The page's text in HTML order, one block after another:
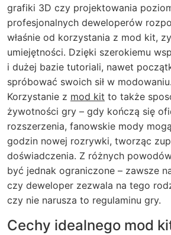
grafiki 3D czy projektowania
profesjonalnych deweloperów
właśnie od korzystania z mod kit,
umiejętności. Dzięki szerokiemu
i dużej bazie tutoriali, nawet
spróbować swoich sił w modowaniu.
Korzystanie z mod kit to także
żywotności gry – gdy kończą się
rozszerzenia, fanowskie mody
godzin nowej rozrywki, tworząc
doświadczenia. Z różnych
być jednak ograniczone – zawsze
czy deweloper zezwala na tego
czy nie narusza to regulaminu gry.
Cechy idealnego mod